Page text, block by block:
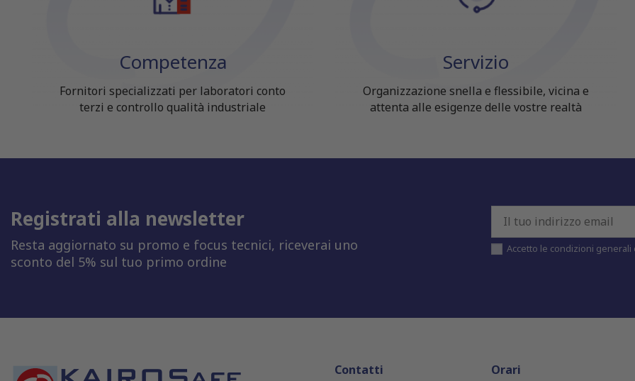
Competenza
Fornitori specializzati per laboratori conto
terzi e controllo qualità industriale
Servizio
Organizzazione snella e flessibile, vicina e
attenta alle esigenze delle vostre realtà
Registrati alla newsletter
Resta aggiornato su promo e focus tecnici, riceverai uno
sconto del 5% sul tuo primo ordine
Accetto le condizioni
Contatti Orari